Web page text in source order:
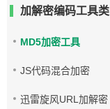
加解密编码工具类
MD5加密工具
JS代码混合加密
迅雷旋风URL加解密